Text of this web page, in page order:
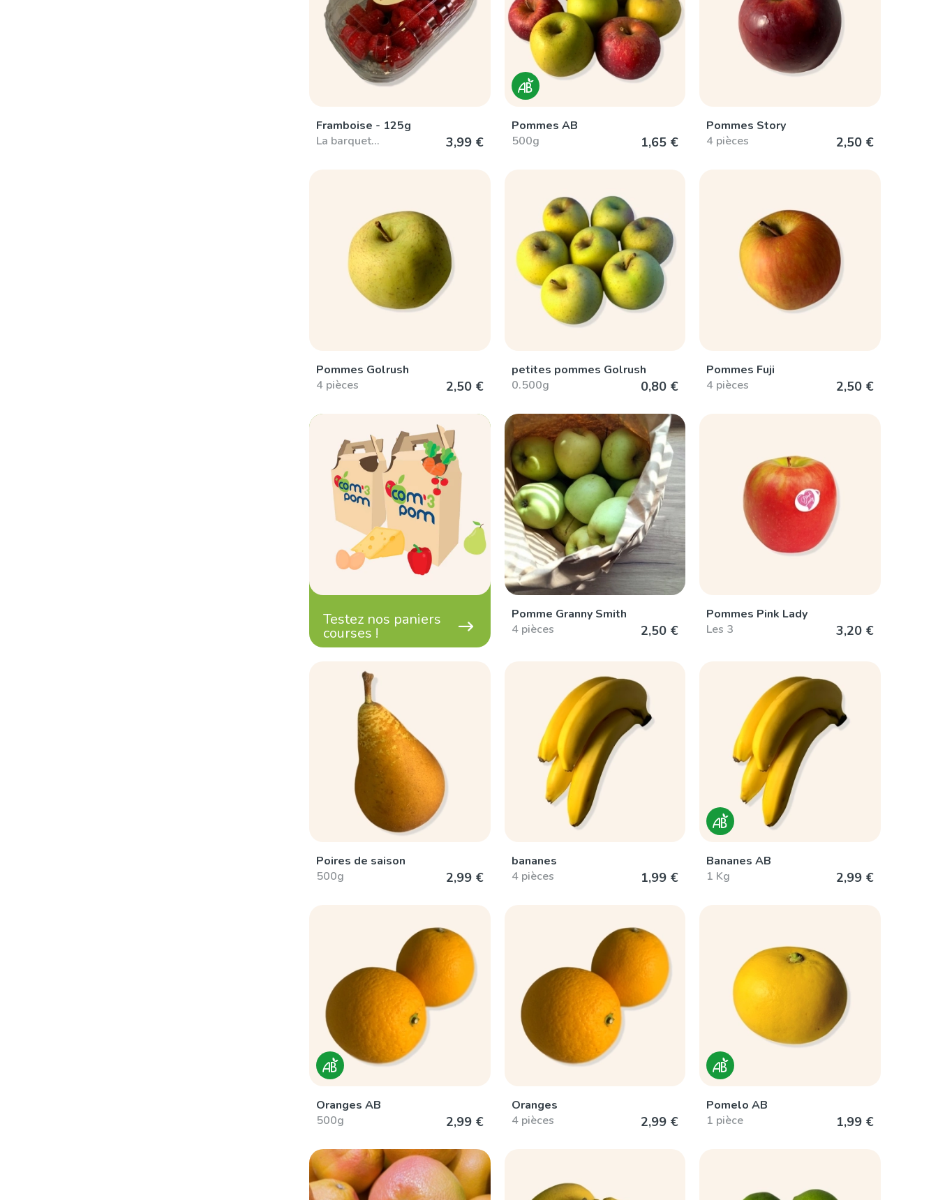
Framboise - 125g
La barquet…
3,99 €
Pommes AB
500g
1,65 €
Pommes Story
4 pièces
2,50 €
Pommes Golrush
4 pièces
2,50 €
petites pommes Golrush
0.500g
0,80 €
Pommes Fuji
4 pièces
2,50 €
Testez nos paniers
courses !
Pomme Granny Smith
4 pièces
2,50 €
Pommes Pink Lady
Les 3
3,20 €
Poires de saison
500g
2,99 €
bananes
4 pièces
1,99 €
Bananes AB
1 Kg
2,99 €
Oranges AB
500g
2,99 €
Oranges
4 pièces
2,99 €
Pomelo AB
1 pièce
1,99 €